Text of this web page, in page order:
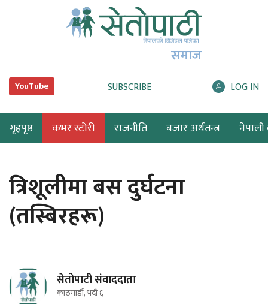
समाज
YouTube SUBSCRIBE LOG IN
गृहपृष्ठ कभर स्टोरी राजनीति बजार अर्थतन्त्र नेपाली
त्रिशूलीमा बस दुर्घटना
(तस्बिरहरू)
सेतोपाटी संवाददाता
काठमाडौं, भदौ ६